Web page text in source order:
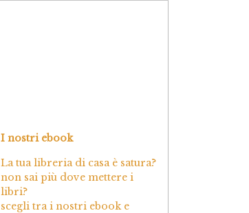
I nostri ebook
La tua libreria di casa è satura?
non sai più dove mettere i
libri?
scegli tra i nostri ebook e